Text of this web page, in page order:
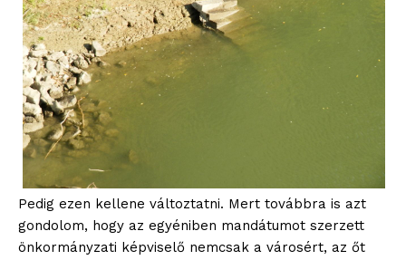
Pedig ezen kellene változtatni. Mert továbbra is azt
gondolom, hogy az egyéniben mandátumot szerzett
önkormányzati képviselő nemcsak a városért, az őt